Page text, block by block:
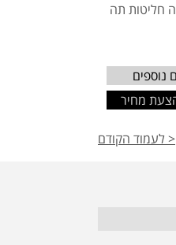
חליטות תה
נוספים
מחיר
< לעמוד הקודם